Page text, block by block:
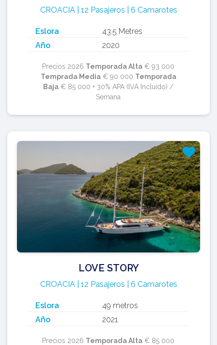
CROACIA | 12 Pasajeros | 6 Camarotes
Eslora
43.5 Metres
Año
2020
Precios 2026 Temporada Alta € 93 000
Temprada Media€ 90 000 Temporada
Baja € 85 000 + 30% APA (IVA Incluido) /
Semana
LOVE STORY
CROACIA | 12 Pasajeros | 6 Camarotes
Eslora
49 metros
Año
2021
Precios 2026 Temporada Alta € 85 000